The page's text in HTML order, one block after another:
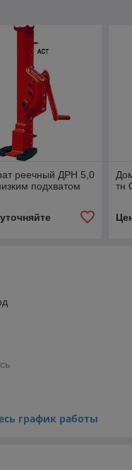
реечный ДРН 5,0
подхватом
тн
график работы